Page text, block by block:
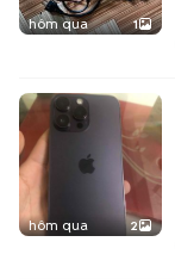
hôm qua 1
hôm qua 2